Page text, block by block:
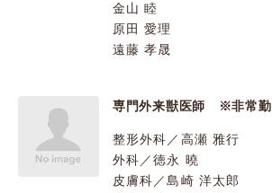
金山 睦
原田 愛理
遠藤 孝晟
専門外来獣医師 ※非常勤
整形外科／高瀬 雅行
外科／徳永 曉
皮膚科／島崎 洋太郎